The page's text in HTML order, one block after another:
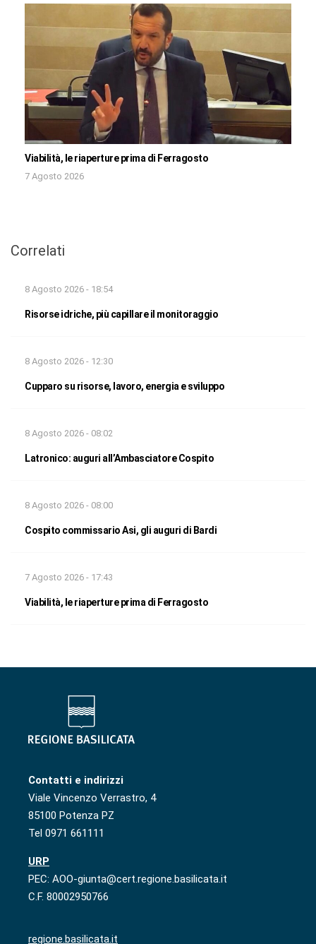
Viabilità, le riaperture prima di Ferragosto
7 Agosto 2026
Correlati
8 Agosto 2026 - 18:54
Risorse idriche, più capillare il monitoraggio
8 Agosto 2026 - 12:30
Cupparo su risorse, lavoro, energia e sviluppo
8 Agosto 2026 - 08:02
Latronico: auguri all’Ambasciatore Cospito
8 Agosto 2026 - 08:00
Cospito commissario Asi, gli auguri di Bardi
7 Agosto 2026 - 17:43
Viabilità, le riaperture prima di Ferragosto
Contatti e indirizzi
Viale Vincenzo Verrastro, 4
85100 Potenza PZ
Tel 0971 661111
URP
PEC: AOO-giunta@cert.regione.basilicata.it
C.F. 80002950766
regione.basilicata.it